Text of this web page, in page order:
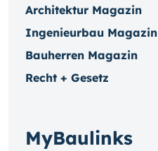
Architektur Magazin
Ingenieurbau Magazin
Bauherren Magazin
Recht + Gesetz
MyBaulinks